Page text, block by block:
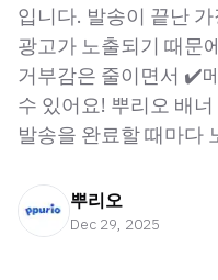
입니다. 발송이 끝난
광고가 노출되기 때
거부감은 줄이면서 ✔️
수 있어요! 뿌리오 배
발송을 완료할 때마다
뿌리오
Dec 29, 2025